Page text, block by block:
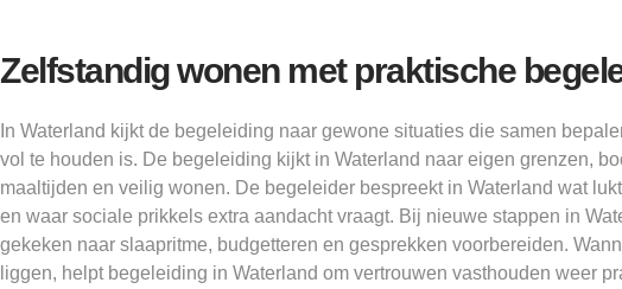
Zelfstandig wonen met praktische
In Waterland kijkt de begeleiding naar gewone situaties die samen
vol te houden is. De begeleiding kijkt in Waterland naar eigen grenzen,
maaltijden en veilig wonen. De begeleider bespreekt in Waterland wat
en waar sociale prikkels extra aandacht vraagt. Bij nieuwe stappen in
gekeken naar slaapritme, budgetteren en gesprekken voorbereiden.
liggen, helpt begeleiding in Waterland om vertrouwen vasthouden weer